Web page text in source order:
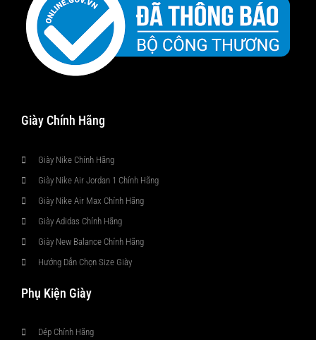
Giày Chính Hãng
Giày Nike Chính Hãng
Giày Nike Air Jordan 1 Chính Hãng
Giày Nike Air Max Chính Hãng
Giày Adidas Chính Hãng
Giày New Balance Chính Hãng
Hướng Dẫn Chọn Size Giày
Phụ Kiện Giày
Dép Chính Hãng